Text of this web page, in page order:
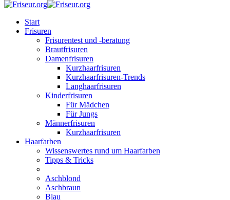
Start
Frisuren
Frisurentest und -beratung
Brautfrisuren
Damenfrisuren
Kurzhaarfrisuren
Kurzhaarfrisuren-Trends
Langhaarfrisuren
Kinderfrisuren
Für Mädchen
Für Jungs
Männerfrisuren
Kurzhaarfrisuren
Haarfarben
Wissenswertes rund um Haarfarben
Tipps & Tricks
Aschblond
Aschbraun
Blau